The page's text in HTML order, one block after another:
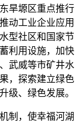
旱塬区重点推行
动工业企业应用
型社区和国家节
利用设施，加快
武威等市矿井水
，探索建立绿色
级、绿色发展。
制，使幸福河湖